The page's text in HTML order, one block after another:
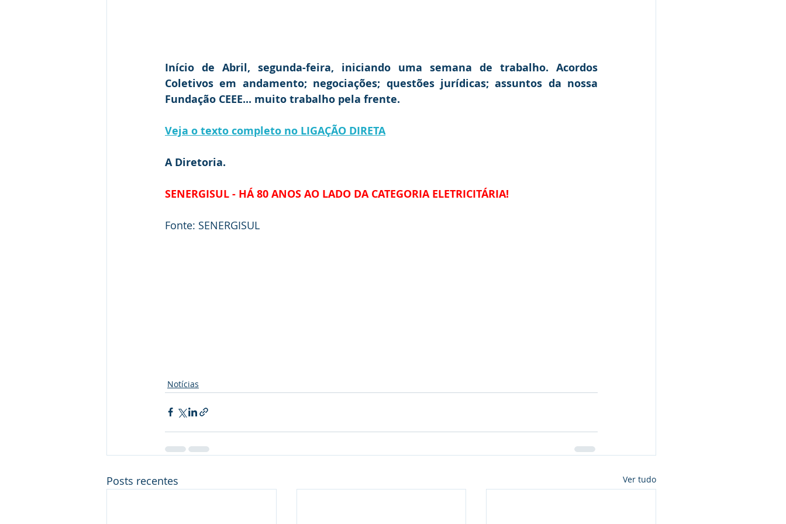
Início de Abril, segunda-feira, iniciando uma semana de trabalho. Acordos
Coletivos em andamento; negociações; questões jurídicas; assuntos da nossa
Fundação CEEE... muito trabalho pela frente.
Veja o texto completo no LIGAÇÃO DIRETA
A Diretoria.
SENERGISUL - HÁ 80 ANOS AO LADO DA CATEGORIA ELETRICITÁRIA!
Fonte: SENERGISUL
Notícias
Posts recentes Ver tudo